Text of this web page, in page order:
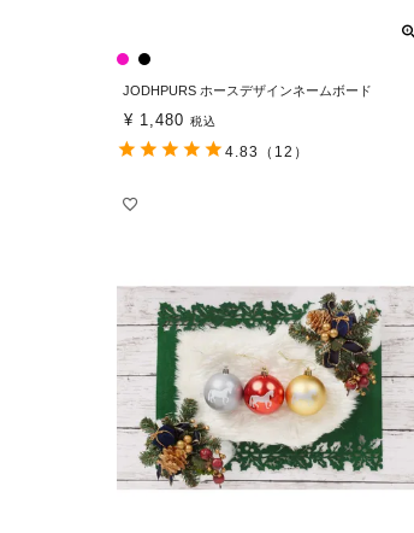
JODHPURS ホースデザインネームボード
¥ 1,480 税込
4.83 （12）